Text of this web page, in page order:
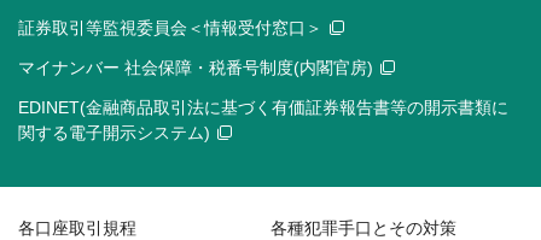
証券取引等監視委員会＜情報受付窓口＞
マイナンバー 社会保障・税番号制度(内閣官房)
EDINET(金融商品取引法に基づく有価証券報告書等の開示書類に
関する電子開示システム)
各口座取引規程 各種犯罪手口とその対策